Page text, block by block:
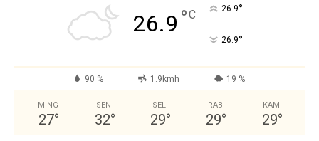
26.9 °C 26.9°
26.9°
90 % 1.9kmh 19 %
MING
27°
SEN
32°
SEL
29°
RAB
29°
KAM
29°